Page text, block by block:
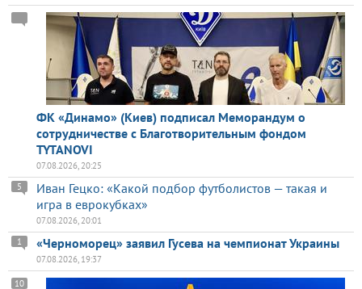
ФК «Динамо» (Киев) подписал Меморандум о
сотрудничестве с Благотворительным фондом
TYTANOVI
07.08.2026, 20:25
Иван Гецко: «Какой подбор футболистов — такая и
игра в еврокубках»
5
07.08.2026, 20:01
«Черноморец» заявил Гусева на чемпионат Украины
1
07.08.2026, 19:37
10